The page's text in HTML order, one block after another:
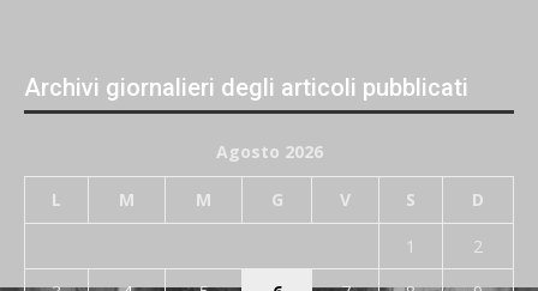
Archivi giornalieri degli articoli pubblicati
Agosto 2026
L M M G V S D
1
2